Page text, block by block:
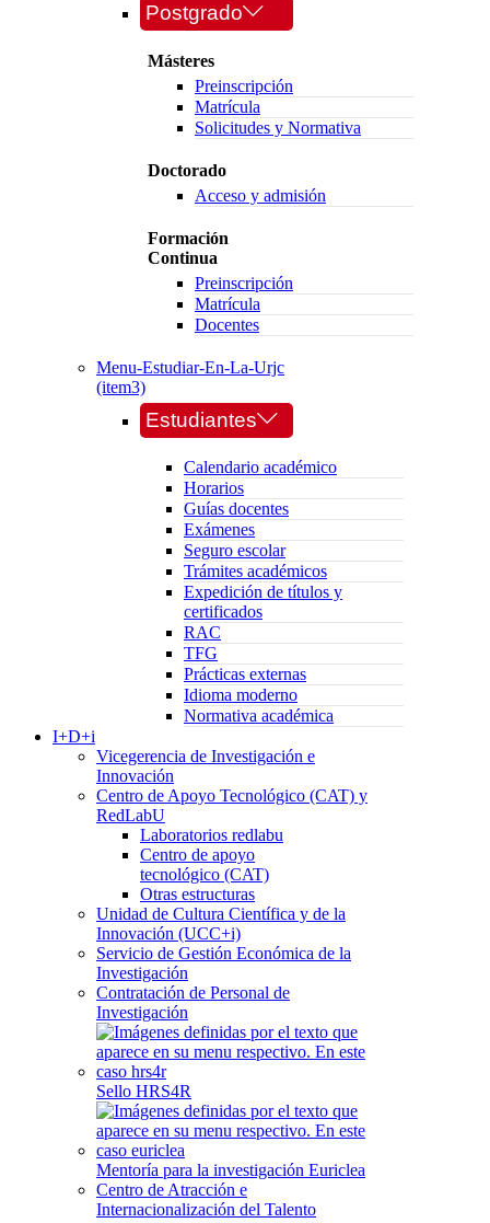
Postgrado
Másteres
Preinscripción
Matrícula
Solicitudes y Normativa
Doctorado
Acceso y admisión
Formación
Continua
Preinscripción
Matrícula
Docentes
Menu-Estudiar-En-La-Urjc
(item3)
Estudiantes
Calendario académico
Horarios
Guías docentes
Exámenes
Seguro escolar
Trámites académicos
Expedición de títulos y
certificados
RAC
TFG
Prácticas externas
Idioma moderno
Normativa académica
I+D+i
Vicegerencia de Investigación e
Innovación
Centro de Apoyo Tecnológico (CAT) y
RedLabU
Laboratorios redlabu
Centro de apoyo
tecnológico (CAT)
Otras estructuras
Unidad de Cultura Científica y de la
Innovación (UCC+i)
Servicio de Gestión Económica de la
Investigación
Contratación de Personal de
Investigación
Sello HRS4R
Mentoría para la investigación Euriclea
Centro de Atracción e
Internacionalización del Talento